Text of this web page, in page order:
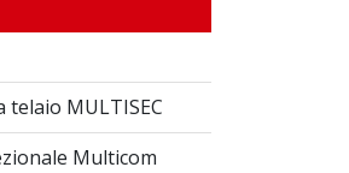
MULTISEC
Multicom